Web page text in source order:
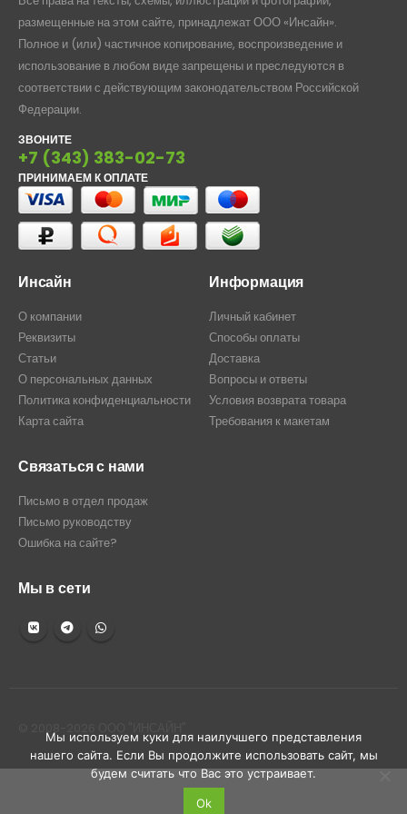
размещенные на этом сайте, принадлежат ООО «Инсайн».
Полное и (или) частичное копирование, воспроизведение и
использование в любом виде запрещены и преследуются в
соответствии с действующим законодательством Российской
Федерации.
ЗВОНИТЕ
+7 (343) 383-02-73
ПРИНИМАЕМ К ОПЛАТЕ
Инсайн
О компании
Реквизиты
Статьи
О персональных данных
Политика конфиденциальности
Карта сайта
Информация
Личный кабинет
Способы оплаты
Доставка
Вопросы и ответы
Условия возврата товара
Требования к макетам
Связаться с нами
Письмо в отдел продаж
Письмо руководству
Ошибка на сайте?
Мы в сети
Мы используем куки для наилучшего представления
нашего сайта. Если Вы продолжите использовать сайт, мы
будем считать что Вас это устраивает.
Ok